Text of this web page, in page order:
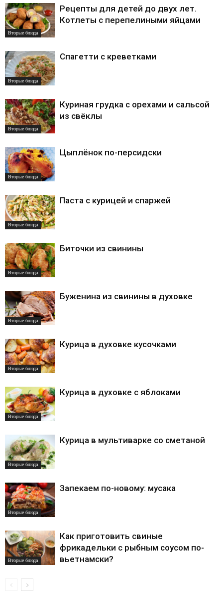
Вторые блюда
Рецепты для детей до двух лет.
Котлеты с перепелиными яйцами
Вторые блюда
Спагетти с креветками
Вторые блюда
Куриная грудка с орехами и сальсой
из свёклы
Вторые блюда
Цыплёнок по-персидски
Вторые блюда
Паста с курицей и спаржей
Вторые блюда
Биточки из свинины
Вторые блюда
Буженина из свинины в духовке
Вторые блюда
Курица в духовке кусочками
Вторые блюда
Курица в духовке с яблоками
Вторые блюда
Курица в мультиварке со сметаной
Вторые блюда
Запекаем по-новому: мусака
Вторые блюда
Как приготовить свиные
фрикадельки с рыбным соусом по-
вьетнамски?